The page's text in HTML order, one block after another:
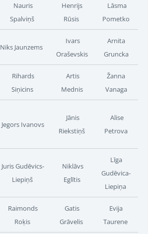
Nauris
Spalviņš
Henrijs
Rūsis
Lāsma
Pometko
Niks Jaunzems
Ivars
Oraševskis
Arnita
Gruncka
Rihards
Siņicins
Artis
Mednis
Žanna
Vanaga
Jegors Ivanovs
Jānis
Riekstiņš
Alise
Petrova
Juris Gudēvics-
Liepiņš
Niklāvs
Eglītis
Līga
Gudēvica-
Liepiņa
Raimonds
Roķis
Gatis
Grāvelis
Evija
Taurene